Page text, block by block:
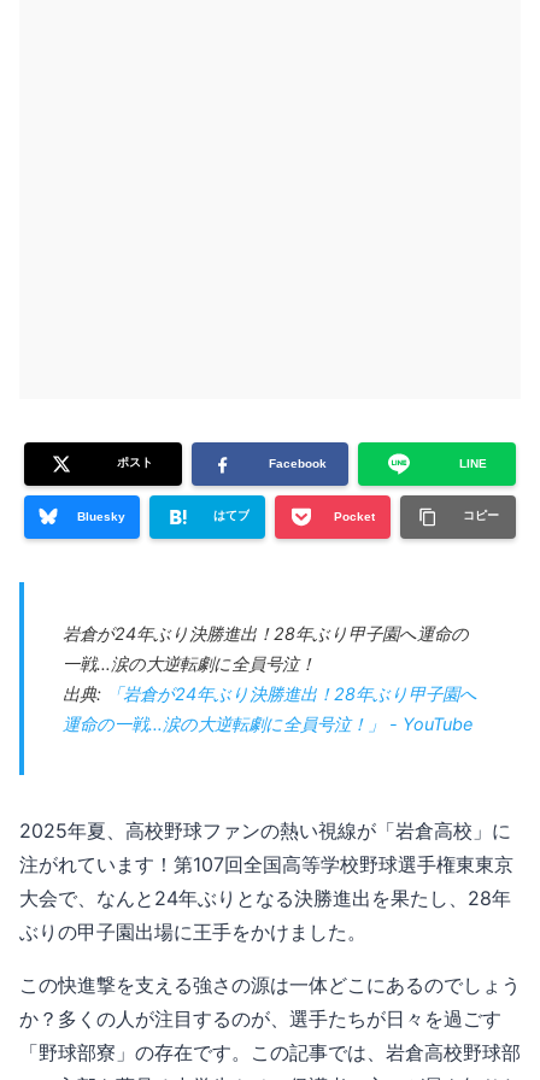
ポスト Facebook LINE
Bluesky はてブ Pocket コピー
岩倉が24年ぶり決勝進出！28年ぶり甲子園へ運命の
一戦…涙の大逆転劇に全員号泣！
出典:
「岩倉が24年ぶり決勝進出！28年ぶり甲子園へ
運命の一戦…涙の大逆転劇に全員号泣！」 - YouTube
2025年夏、高校野球ファンの熱い視線が「岩倉高校」に
注がれています！第107回全国高等学校野球選手権東東京
大会で、なんと24年ぶりとなる決勝進出を果たし、28年
ぶりの甲子園出場に王手をかけました。
この快進撃を支える強さの源は一体どこにあるのでしょう
か？多くの人が注目するのが、選手たちが日々を過ごす
「野球部寮」の存在です。この記事では、岩倉高校野球部